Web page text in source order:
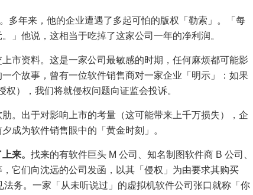
多年来，他的企业遭遇了多起可怕的版权「勒索」。「每
」他说，这相当于吃掉了这家公司一年的净利润。
市资料。这是一家公司最敏感的时期，任何麻烦都可能影
个故事，曾有一位软件销售商对一家企业「明示」：如果
），我们将就侵权问题向证监会投诉。
。出于对影响上市的考量（这可能带来上千万损失），企
成为软件销售眼中的「黄金时刻」。
来。 找来的有软件巨头 M 公司、知名制图软件商 B 公司、
它们向沈远的公司发函，以其「侵权」为由要求其购买
务。一家「从未听说过」的虚拟机软件公司张口就称「你